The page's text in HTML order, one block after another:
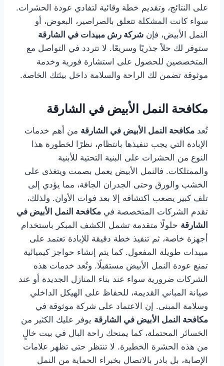
على النتائج، وتقديم خطة وقائية لتفادي عودة الحشرات.
سواء كانت المشكلة تتعلق بالصراصير، البعوض، أو
النمل الأبيض، فإن شركة رش مبيدات في الشارقة
ستوفر لك حلاً جذريًا وسريعًا. لا تتردد في التواصل مع
المتخصصين للحصول على استشارة فورية وخدمة
موثوقة تضمن لك الراحة والسلامة داخل بيئتك الخاصة.
مكافحة النمل الأبيض في الشارقة
تُعد مكافحة النمل الأبيض في الشارقة من أهم خدمات
الإبادة التي يجب تنفيذها بانتظام، نظرًا لخطورة هذا
النوع من الحشرات على البنية التحتية للأبنية
والممتلكات. فالنمل الأبيض يعمل بصمت ويتغذى على
الخشب والورق وحتى الجدران الجافة، مما يؤدي إلى
تلف كبير يصعب اكتشافه إلا بعد فوات الأوان. ولذلك،
تقدم الشركات المتخصصة في مكافحة النمل الأبيض في
الشارقة حلولًا متقدمة تشمل الكشف المبكر باستخدام
أجهزة خاصة، ثم تنفيذ خطة دقيقة للإبادة تعتمد على
مبيدات طويلة المفعول. كما يتم إنشاء حواجز كيميائية
تمنع عودة النمل الأبيض مستقبلًا. وتُعد خدمات هذه
الشركات ضرورية سواء عند بناء المنازل الجديدة أو عند
صيانة المباني القديمة، للحفاظ على الهيكل الداخلي
وسلامة المبنى. إن الاعتماد على شركة موثوقة في
مكافحة النمل الأبيض في الشارقة يوفر عليك الكثير من
الخسائر المحتملة، كما يمنحك راحة البال في بيت خالٍ
من هذه الحشرة الخطيرة. لا تنتظر حتى تظهر علامات
الإصابة، بل بادر بالاتصال بخبراء الحماية من النمل